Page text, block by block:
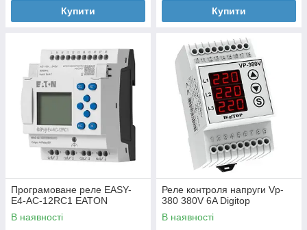
Купити Купити
Програмоване реле EASY-
E4-AC-12RC1 EATON
В наявності
Реле контроля напруги Vp-
380 380V 6A Digitop
В наявності